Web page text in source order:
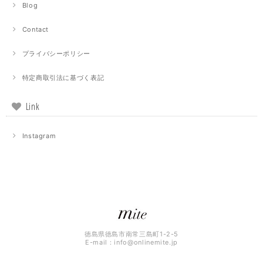
Blog
Contact
プライバシーポリシー
特定商取引法に基づく表記
Link
Instagram
徳島県徳島市南常三島町1-2-5
E-mail： info@onlinemite.jp